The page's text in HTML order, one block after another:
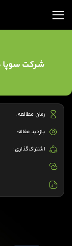
شرکت سوپا
زمان مطالعه:
بازدید مقاله:
اشتراک‌گذاری: